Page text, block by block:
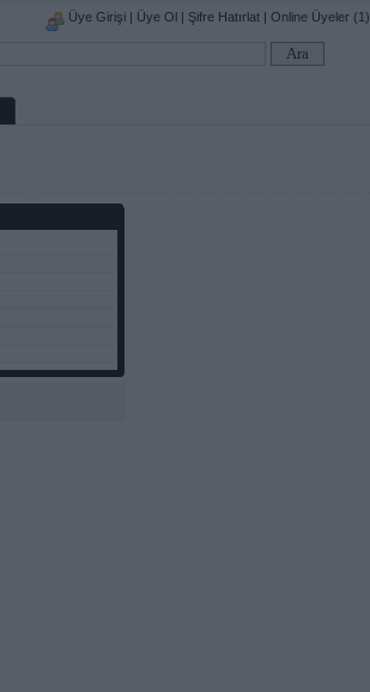
Üye Girişi | Üye Ol | Şifre Hatırlat | Online Üyeler (1)